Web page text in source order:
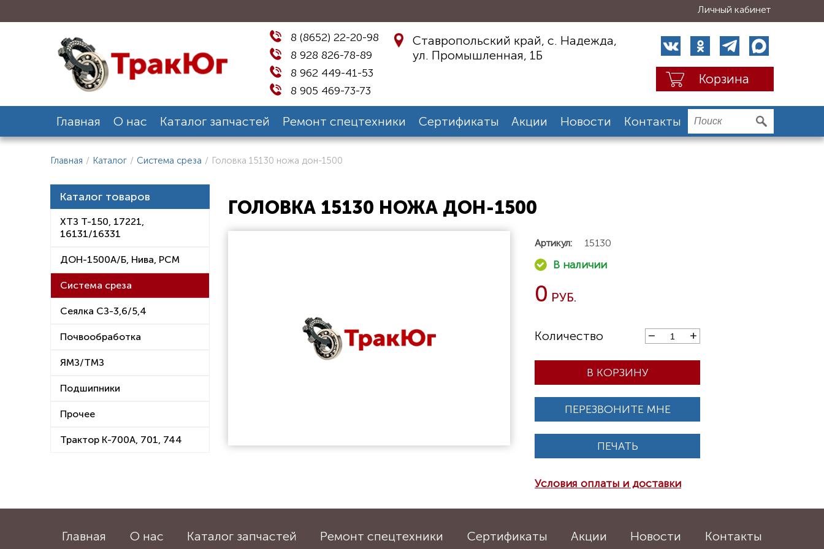
Личный кабинет
8 (8652) 22-20-98
8 928 826-78-89
8 962 449-41-53
8 905 469-73-73
Ставропольский край, с. Надежда,
ул. Промышленная, 1Б
Корзина
Главная О нас Каталог запчастей Ремонт спецтехники Сертификаты Акции Новости Контакты
Главная / Каталог / Система среза / Головка 15130 ножа дон-1500
Каталог товаров
ХТЗ Т-150, 17221,
16131/16331
ДОН-1500А/Б, Нива, РСМ
Система среза
Сеялка СЗ-3,6/5,4
Почвообработка
ЯМЗ/ТМЗ
Подшипники
Прочее
Трактор К-700А, 701, 744
ГОЛОВКА 15130 НОЖА ДОН-1500
Артикул: 15130
0
В КОРЗИНУ
ПЕРЕЗВОНИТЕ МНЕ
ПЕЧАТЬ
Условия оплаты и доставки
Главная О нас Каталог запчастей Ремонт спецтехники Сертификаты Акции Новости Контакты